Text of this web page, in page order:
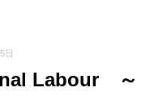
日
Labour ～